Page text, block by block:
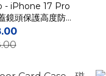
- iPhone 17 Pro
頭保護高度防撞